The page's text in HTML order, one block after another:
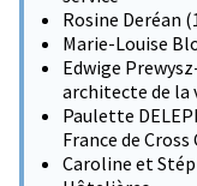
Rosine Deréan
Marie-Louise
Edwige
architecte de la
Paulette
France de
Caroline et